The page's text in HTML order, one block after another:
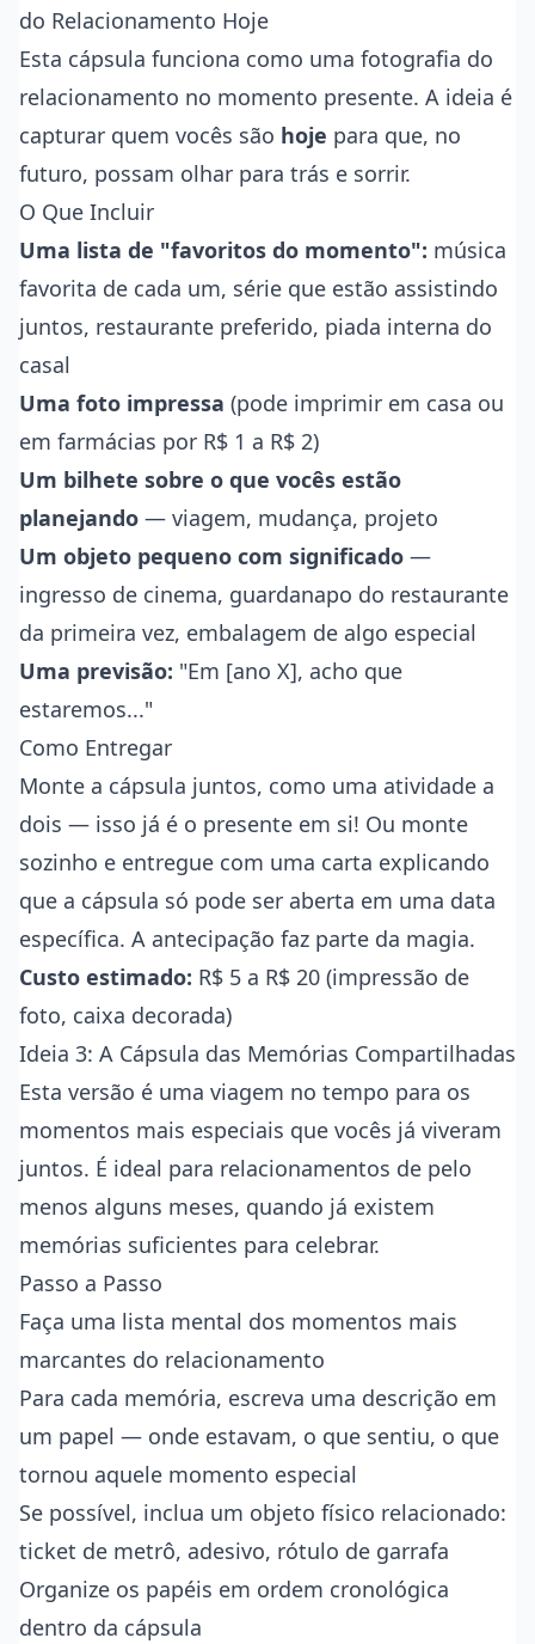
do Relacionamento Hoje
Esta cápsula funciona como uma fotografia do
relacionamento no momento presente. A ideia é
capturar quem vocês são hoje para que, no
futuro, possam olhar para trás e sorrir.
O Que Incluir
Uma lista de "favoritos do momento": música
favorita de cada um, série que estão assistindo
juntos, restaurante preferido, piada interna do
casal
Uma foto impressa (pode imprimir em casa ou
em farmácias por R$ 1 a R$ 2)
Um bilhete sobre o que vocês estão
planejando — viagem, mudança, projeto
Um objeto pequeno com significado —
ingresso de cinema, guardanapo do restaurante
da primeira vez, embalagem de algo especial
Uma previsão: "Em [ano X], acho que
estaremos..."
Como Entregar
Monte a cápsula juntos, como uma atividade a
dois — isso já é o presente em si! Ou monte
sozinho e entregue com uma carta explicando
que a cápsula só pode ser aberta em uma data
específica. A antecipação faz parte da magia.
Custo estimado: R$ 5 a R$ 20 (impressão de
foto, caixa decorada)
Ideia 3: A Cápsula das Memórias Compartilhadas
Esta versão é uma viagem no tempo para os
momentos mais especiais que vocês já viveram
juntos. É ideal para relacionamentos de pelo
menos alguns meses, quando já existem
memórias suficientes para celebrar.
Passo a Passo
Faça uma lista mental dos momentos mais
marcantes do relacionamento
Para cada memória, escreva uma descrição em
um papel — onde estavam, o que sentiu, o que
tornou aquele momento especial
Se possível, inclua um objeto físico relacionado:
ticket de metrô, adesivo, rótulo de garrafa
Organize os papéis em ordem cronológica
dentro da cápsula